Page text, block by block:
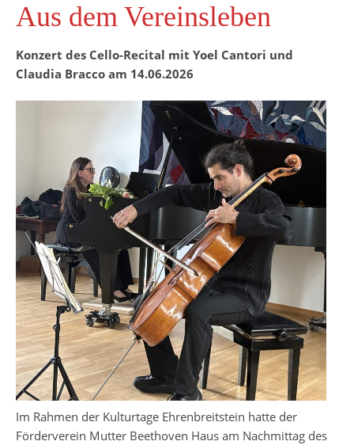
Aus dem Vereinsleben
Konzert des Cello-Recital mit Yoel Cantori und
Claudia Bracco am 14.06.2026
Im Rahmen der Kulturtage Ehrenbreitstein hatte der
Förderverein Mutter Beethoven Haus am Nachmittag des